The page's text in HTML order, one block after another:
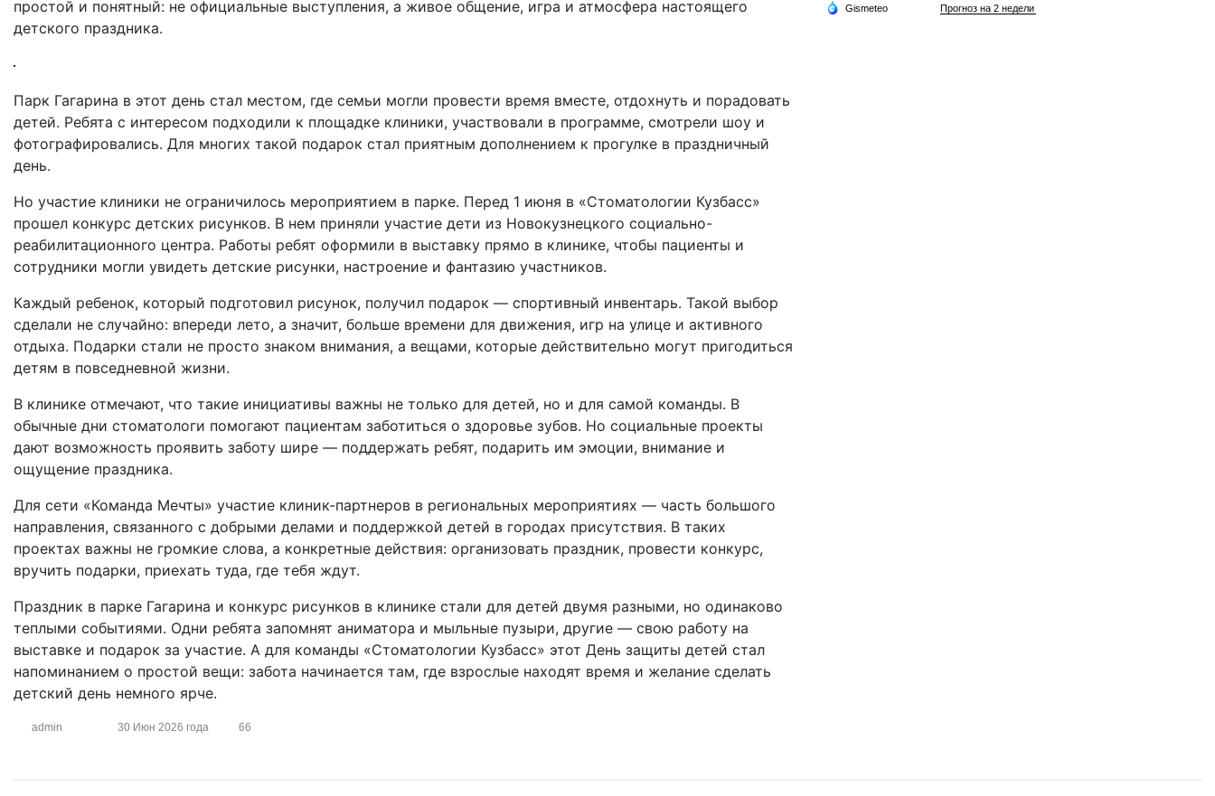
простой и понятный: не официальные выступления, а живое общение, игра и атмосфера настоящего
детского праздника.
Парк Гагарина в этот день стал местом, где семьи могли провести время вместе, отдохнуть и порадовать
детей. Ребята с интересом подходили к площадке клиники, участвовали в программе, смотрели шоу и
фотографировались. Для многих такой подарок стал приятным дополнением к прогулке в праздничный
день.
Но участие клиники не ограничилось мероприятием в парке. Перед 1 июня в «Стоматологии Кузбасс»
прошел конкурс детских рисунков. В нем приняли участие дети из Новокузнецкого социально-
реабилитационного центра. Работы ребят оформили в выставку прямо в клинике, чтобы пациенты и
сотрудники могли увидеть детские рисунки, настроение и фантазию участников.
Каждый ребенок, который подготовил рисунок, получил подарок — спортивный инвентарь. Такой выбор
сделали не случайно: впереди лето, а значит, больше времени для движения, игр на улице и активного
отдыха. Подарки стали не просто знаком внимания, а вещами, которые действительно могут пригодиться
детям в повседневной жизни.
В клинике отмечают, что такие инициативы важны не только для детей, но и для самой команды. В
обычные дни стоматологи помогают пациентам заботиться о здоровье зубов. Но социальные проекты
дают возможность проявить заботу шире — поддержать ребят, подарить им эмоции, внимание и
ощущение праздника.
Для сети «Команда Мечты» участие клиник-партнеров в региональных мероприятиях — часть большого
направления, связанного с добрыми делами и поддержкой детей в городах присутствия. В таких
проектах важны не громкие слова, а конкретные действия: организовать праздник, провести конкурс,
вручить подарки, приехать туда, где тебя ждут.
Праздник в парке Гагарина и конкурс рисунков в клинике стали для детей двумя разными, но одинаково
теплыми событиями. Одни ребята запомнят аниматора и мыльные пузыри, другие — свою работу на
выставке и подарок за участие. А для команды «Стоматологии Кузбасс» этот День защиты детей стал
напоминанием о простой вещи: забота начинается там, где взрослые находят время и желание сделать
детский день немного ярче.
admin 30 Июн 2026 года 66